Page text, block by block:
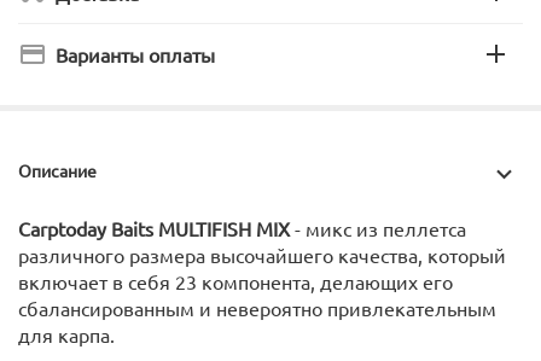
Варианты оплаты
Описание
Carptoday Baits MULTIFISH MIX- микс из пеллетса
различного размера высочайшего качества, который
включает в себя 23 компонента, делающих его
сбалансированным и невероятно привлекательным
для карпа.